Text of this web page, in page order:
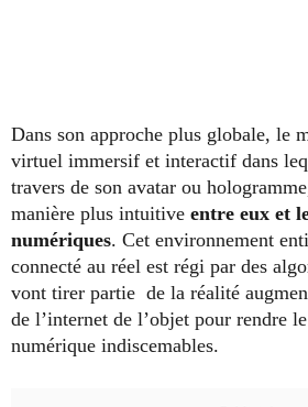
Dans son approche plus globale, le
virtuel immersif et interactif dans
travers de son avatar ou
manière plus intuitive entre eux et
numériques. Cet environnement
connecté au réel est régi par des
vont tirer partie de la réalité
de l’internet de l’objet pour rendre
numérique indiscemables.